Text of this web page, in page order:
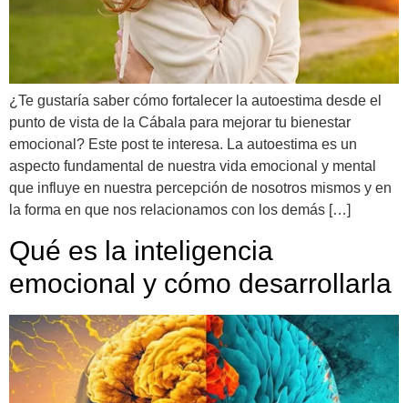
¿Te gustaría saber cómo fortalecer la autoestima desde el
punto de vista de la Cábala para mejorar tu bienestar
emocional? Este post te interesa. La autoestima es un
aspecto fundamental de nuestra vida emocional y mental
que influye en nuestra percepción de nosotros mismos y en
la forma en que nos relacionamos con los demás […]
Qué es la inteligencia
emocional y cómo desarrollarla